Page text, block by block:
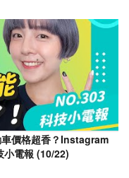
價格超香？Instagram
小電報 (10/22)